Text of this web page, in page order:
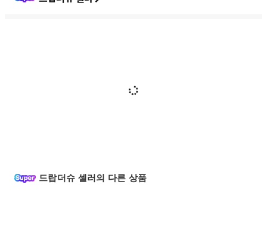
드랍더슈 셀러의 다른 상품